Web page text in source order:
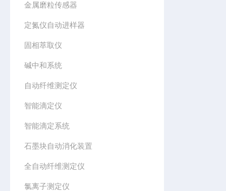
金属磨粒传感器
定氮仪自动进样器
固相萃取仪
碱中和系统
自动纤维测定仪
智能滴定仪
智能滴定系统
石墨块自动消化装置
全自动纤维测定仪
氯离子测定仪